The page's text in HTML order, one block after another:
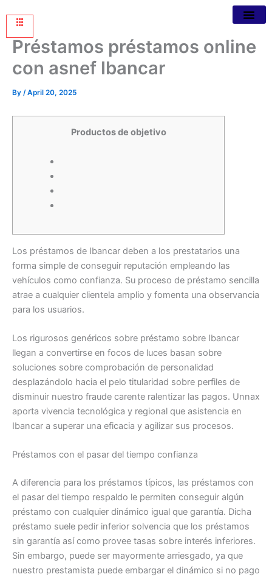
Préstamos préstamos online
con asnef Ibancar
By /April 20, 2025
Productos de objetivo
Los préstamos de Ibancar deben a los prestatarios una
forma simple de conseguir reputación empleando las
vehículos como confianza. Su proceso de préstamo sencilla
atrae a cualquier clientela amplio y fomenta una observancia
para los usuarios.
Los rigurosos genéricos sobre préstamo sobre Ibancar
llegan a convertirse en focos de luces basan sobre
soluciones sobre comprobación de personalidad
desplazándolo hacia el pelo titularidad sobre perfiles de
disminuir nuestro fraude carente ralentizar las pagos. Unnax
aporta vivencia tecnológica y regional que asistencia en
Ibancar a superar una eficacia y agilizar sus procesos.
Préstamos con el pasar del tiempo confianza
A diferencia para los préstamos tí­picos, las préstamos con
el pasar del tiempo respaldo le permiten conseguir algún
préstamo con cualquier dinámico igual que garantía. Dicha
préstamo suele pedir inferior solvencia que los préstamos
sin garantía así­ como provee tasas sobre interés inferiores.
Sin embargo, puede ser mayormente arriesgado, ya que
nuestro prestamista puede embargar el dinámico si no pago